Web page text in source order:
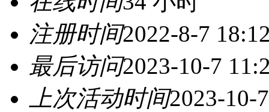
注册时间2022-8-7
最后访问2023-10-7
上次活动时间2023-10-